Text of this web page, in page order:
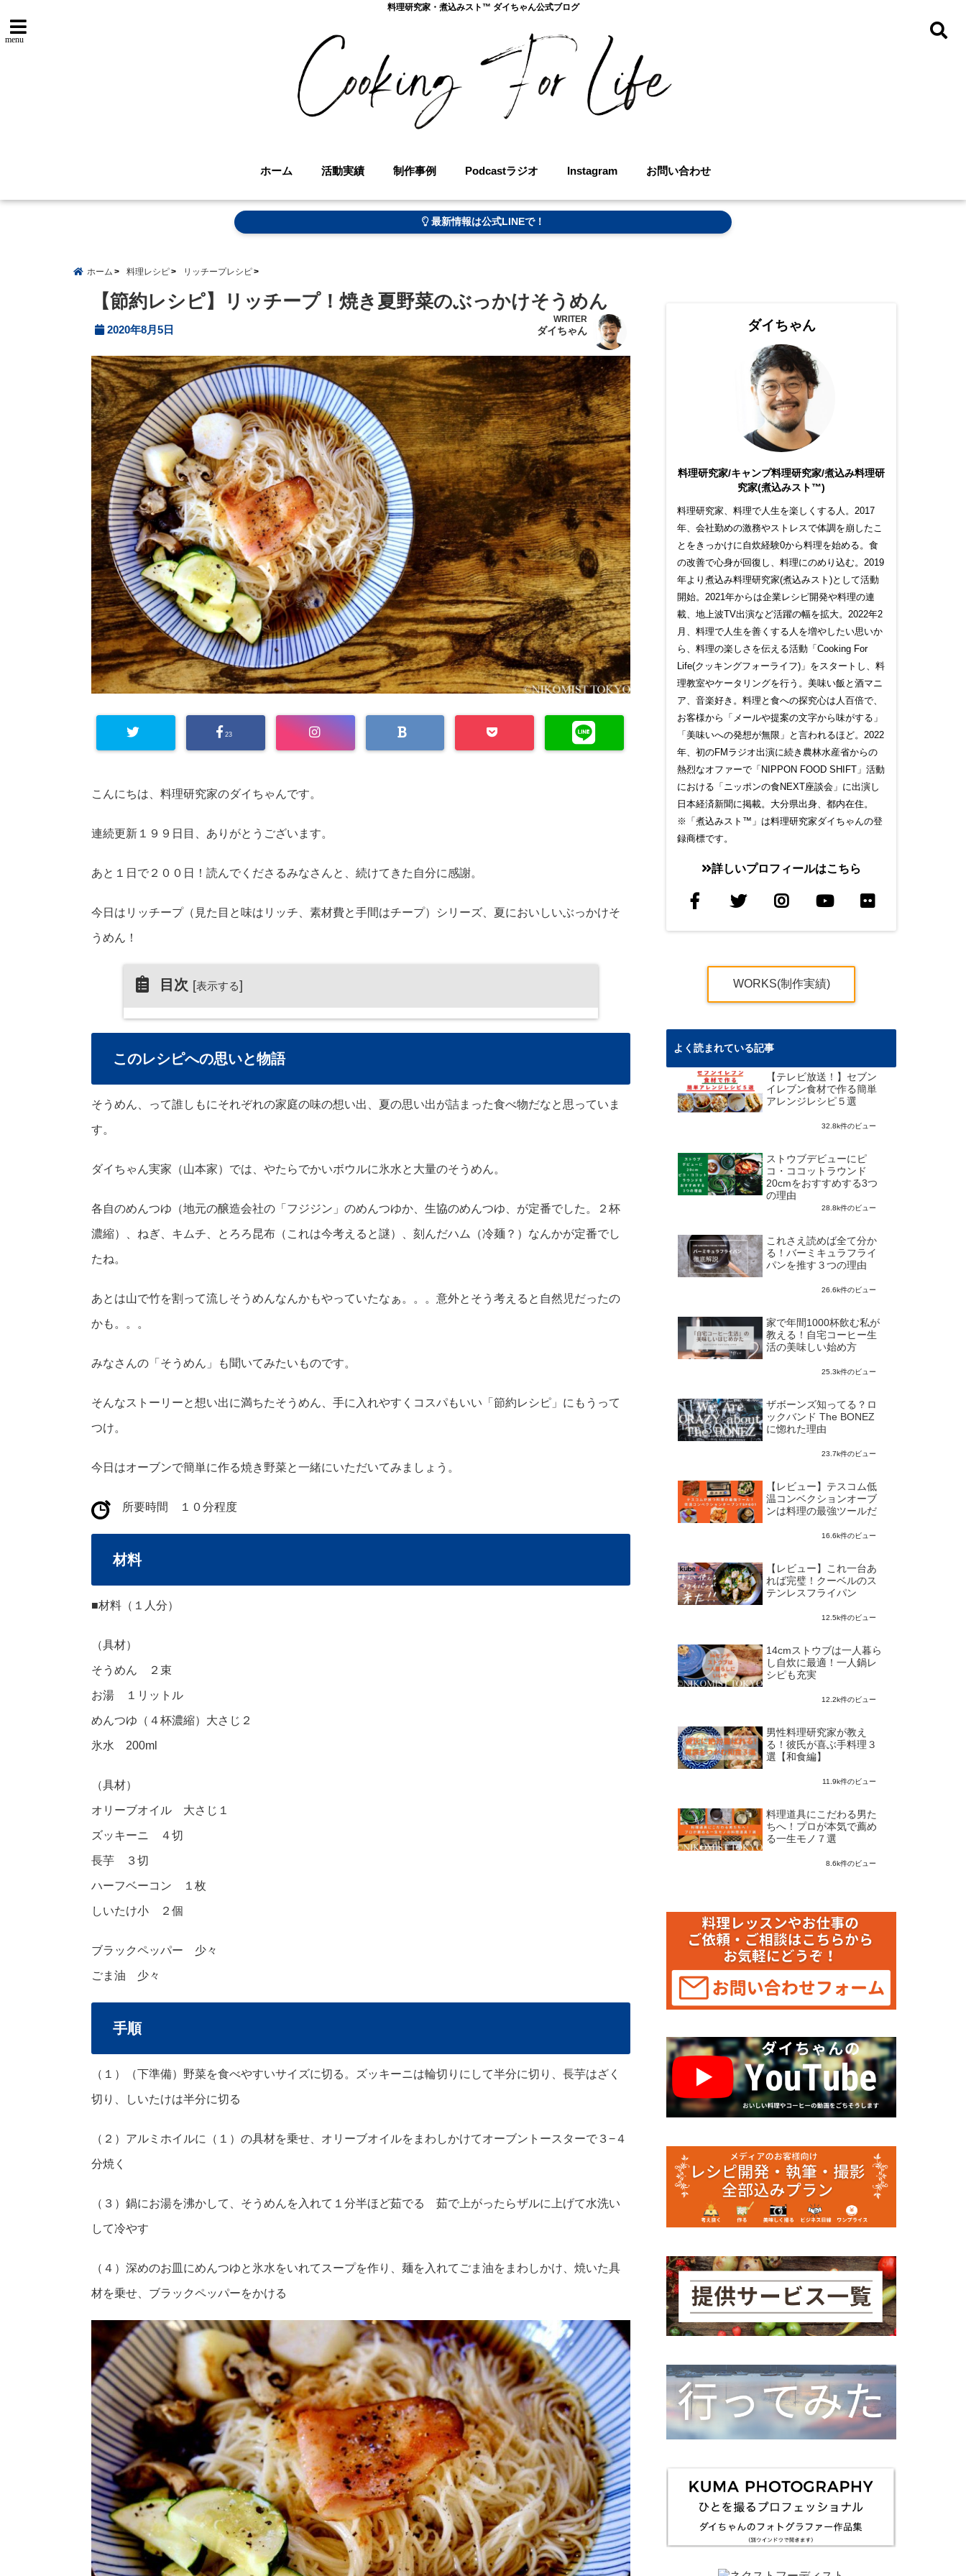
料理研究家・煮込みスト™︎ ダイちゃん公式ブログ
menu
ホーム 活動実績 制作事例 Podcastラジオ Instagram お問い合わせ
最新情報は公式LINEで！
ホーム 料理レシピ リッチープレシピ
【節約レシピ】リッチープ！焼き夏野菜のぶっかけそうめん
2020年8月5日
WRITER
ダイちゃん
23
こんにちは、料理研究家のダイちゃんです。
連続更新１９９日目、ありがとうございます。
あと１日で２００日！読んでくださるみなさんと、続けてきた自分に感謝。
今日はリッチープ（見た目と味はリッチ、素材費と手間はチープ）シリーズ、夏においしいぶっかけそ
うめん！
目次 [表示する]
このレシピへの思いと物語
そうめん、って誰しもにそれぞれの家庭の味の想い出、夏の思い出が詰まった食べ物だなと思っていま
す。
ダイちゃん実家（山本家）では、やたらでかいボウルに氷水と大量のそうめん。
各自のめんつゆ（地元の醸造会社の「フジジン」のめんつゆか、生協のめんつゆ、が定番でした。２杯
濃縮）、ねぎ、キムチ、とろろ昆布（これは今考えると謎）、刻んだハム（冷麺？）なんかが定番でし
たね。
あとは山で竹を割って流しそうめんなんかもやっていたなぁ。。。意外とそう考えると自然児だったの
かも。。。
みなさんの「そうめん」も聞いてみたいものです。
そんなストーリーと想い出に満ちたそうめん、手に入れやすくコスパもいい「節約レシピ」にもうって
つけ。
今日はオーブンで簡単に作る焼き野菜と一緒にいただいてみましょう。
所要時間 １０分程度
材料
■材料（１人分）
（具材）
そうめん ２束
お湯 １リットル
めんつゆ（４杯濃縮）大さじ２
氷水 200ml
（具材）
オリーブオイル 大さじ１
ズッキーニ ４切
長芋 ３切
ハーフベーコン １枚
しいたけ小 ２個
ブラックペッパー 少々
ごま油 少々
手順
（１）（下準備）野菜を食べやすいサイズに切る。ズッキーニは輪切りにして半分に切り、長芋はざく
切り、しいたけは半分に切る
（２）アルミホイルに（１）の具材を乗せ、オリーブオイルをまわしかけてオーブントースターで３−４
分焼く
（３）鍋にお湯を沸かして、そうめんを入れて１分半ほど茹でる 茹で上がったらザルに上げて水洗い
して冷やす
（４）深めのお皿にめんつゆと氷水をいれてスープを作り、麺を入れてごま油をまわしかけ、焼いた具
材を乗せ、ブラックペッパーをかける
ダイちゃん
料理研究家/キャンプ料理研究家/煮込み料理研
究家(煮込みスト™)
料理研究家、料理で人生を楽しくする人。2017
年、会社勤めの激務やストレスで体調を崩したこ
とをきっかけに自炊経験0から料理を始める。食
の改善で心身が回復し、料理にのめり込む。2019
年より煮込み料理研究家(煮込みスト)として活動
開始。2021年からは企業レシピ開発や料理の連
載、地上波TV出演など活躍の幅を拡大。2022年2
月、料理で人生を善くする人を増やしたい思いか
ら、料理の楽しさを伝える活動「Cooking For
Life(クッキングフォーライフ)」をスタートし、料
理教室やケータリングを行う。美味い飯と酒マニ
ア、音楽好き。料理と食への探究心は人百倍で、
お客様から「メールや提案の文字から味がする」
「美味いへの発想が無限」と言われるほど。2022
年、初のFMラジオ出演に続き農林水産省からの
熱烈なオファーで「NIPPON FOOD SHIFT」活動
における「ニッポンの食NEXT座談会」に出演し
日本経済新聞に掲載。大分県出身、都内在住。
※「煮込みスト™」は料理研究家ダイちゃんの登
録商標です。
詳しいプロフィールはこちら
WORKS(制作実績)
よく読まれている記事
【テレビ放送！】セブン
イレブン食材で作る簡単
アレンジレシピ５選
32.8k件のビュー
ストウブデビューにピ
コ・ココットラウンド
20cmをおすすめする3つ
の理由
28.8k件のビュー
これさえ読めば全て分か
る！バーミキュラフライ
パンを推す３つの理由
26.6k件のビュー
家で年間1000杯飲む私が
教える！自宅コーヒー生
活の美味しい始め方
25.3k件のビュー
ザボーンズ知ってる？ロ
ックバンド The BONEZ
に惚れた理由
23.7k件のビュー
【レビュー】テスコム低
温コンベクションオーブ
ンは料理の最強ツールだ
16.6k件のビュー
【レビュー】これ一台あ
れば完璧！クーベルのス
テンレスフライパン
12.5k件のビュー
14cmストウブは一人暮ら
し自炊に最適！一人鍋レ
シピも充実
12.2k件のビュー
男性料理研究家が教え
る！彼氏が喜ぶ手料理３
選【和食編】
11.9k件のビュー
料理道具にこだわる男た
ちへ！プロが本気で薦め
る一生モノ７選
8.6k件のビュー